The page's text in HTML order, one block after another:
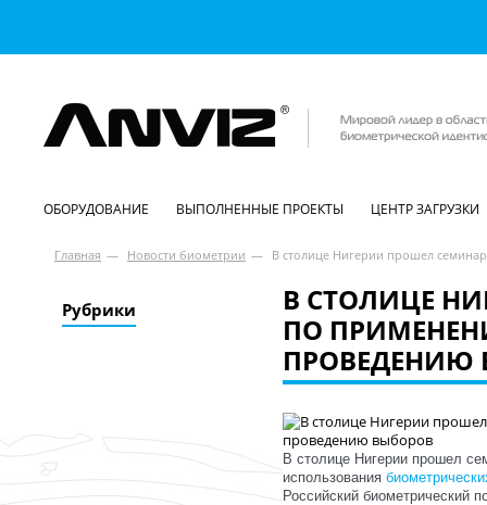
ОБОРУДОВАНИЕ ВЫПОЛНЕННЫЕ ПРОЕКТЫ ЦЕНТР ЗАГРУЗКИ
Главная — Новости биометрии — В столице Нигерии прошел
Рубрики
В СТОЛИЦЕ
ПО
ПРОВЕДЕНИЮ
В столице Нигерии прошел
использования
Российский биометрический